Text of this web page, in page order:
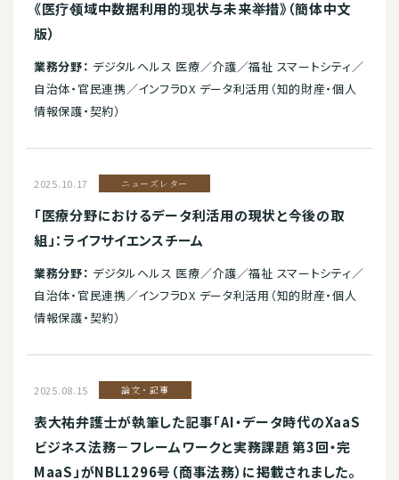
《医疗领域中数据利用的现状与未来举措》（簡体中文
版）
業務分野： デジタルヘルス 医療／介護／福祉 スマートシティ／
自治体・官民連携／インフラDX データ利活用（知的財産・個人
情報保護・契約）
2025.10.17 ニューズレター
「医療分野におけるデータ利活用の現状と今後の取
組」：ライフサイエンスチーム
業務分野： デジタルヘルス 医療／介護／福祉 スマートシティ／
自治体・官民連携／インフラDX データ利活用（知的財産・個人
情報保護・契約）
2025.08.15 論文・記事
表大祐弁護士が執筆した記事「AI・データ時代のXaaS
ビジネス法務－フレームワークと実務課題 第3回・完
MaaS」がNBL1296号（商事法務）に掲載されました。